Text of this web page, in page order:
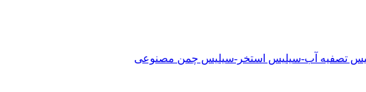
تصفیه آب-سیلیس استخر-سیلیس چمن مصنوعی